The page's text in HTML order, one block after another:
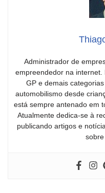
Administrador de
empreendedor na
GP e demais
automobilismo desde
está sempre antenado em
Atualmente dedica-se à
publicando artigos e
sobre